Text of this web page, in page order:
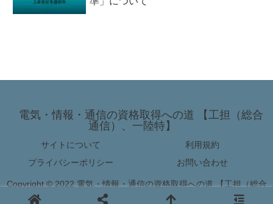
電気・情報・通信の資格取得への道 【工担（総合
通信）、一陸特】
サイトについて
利用規約
プライバシーポリシー
お問い合わせ
Copyright © 2022 電気・情報・通信の資格取得への道 【工担（総合
通信）、一陸特】 All Rights Reserved.